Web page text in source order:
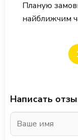
Планую
найближчим
Написать